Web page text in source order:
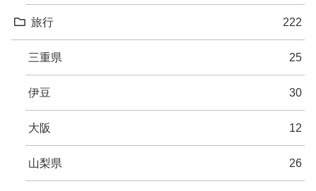
旅行 222
三重県 25
伊豆 30
大阪 12
山梨県 26